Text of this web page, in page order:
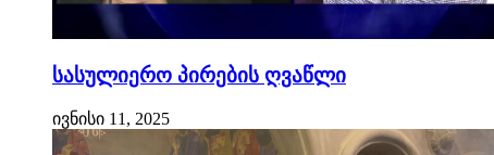
სასულიერო პირების ღვაწლი
ივნისი 11, 2025